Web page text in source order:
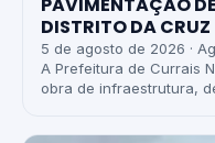
DISTRITO DA CRUZ
5 de agosto de 2026 ·
A Prefeitura de Currais
obra de infraestrutura,